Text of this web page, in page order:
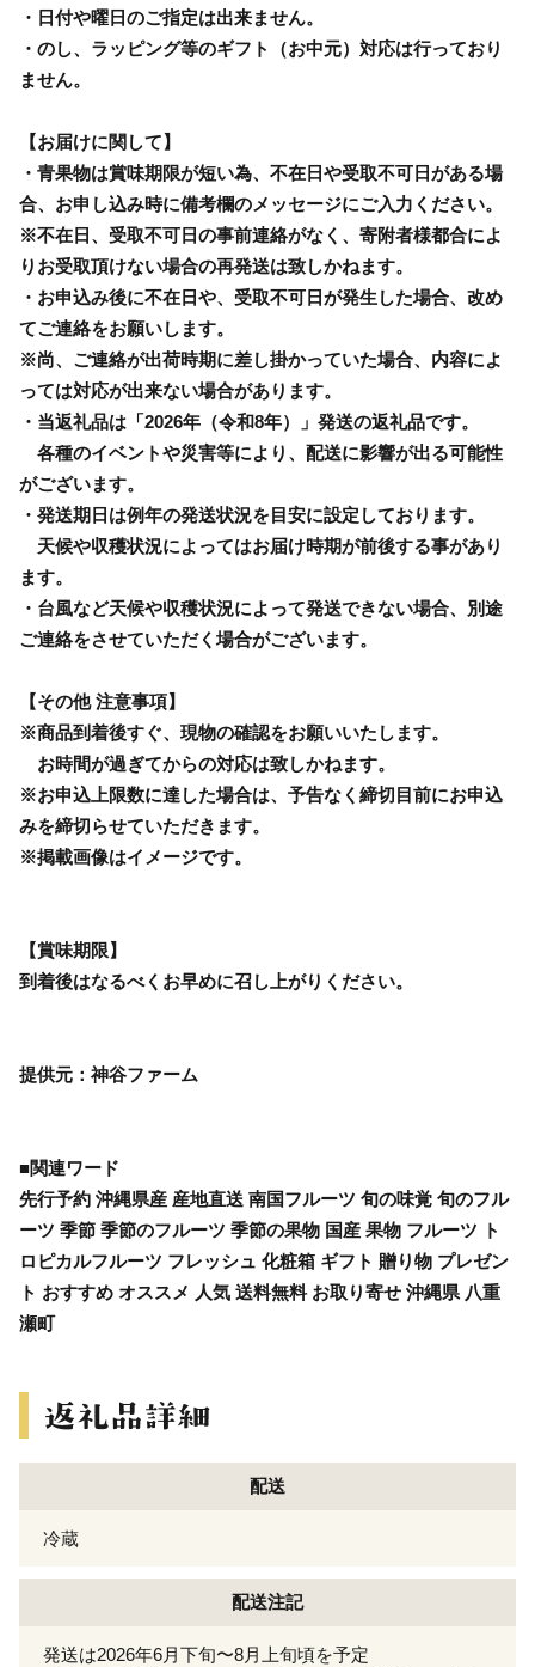
・日付や曜日のご指定は出来ません。
・のし、ラッピング等のギフト（お中元）対応は行っており
ません。
【お届けに関して】
・青果物は賞味期限が短い為、不在日や受取不可日がある場
合、お申し込み時に備考欄のメッセージにご入力ください。
※不在日、受取不可日の事前連絡がなく、寄附者様都合によ
りお受取頂けない場合の再発送は致しかねます。
・お申込み後に不在日や、受取不可日が発生した場合、改め
てご連絡をお願いします。
※尚、ご連絡が出荷時期に差し掛かっていた場合、内容によ
っては対応が出来ない場合があります。
・当返礼品は「2026年（令和8年）」発送の返礼品です。
各種のイベントや災害等により、配送に影響が出る可能性
がございます。
・発送期日は例年の発送状況を目安に設定しております。
天候や収穫状況によってはお届け時期が前後する事があり
ます。
・台風など天候や収穫状況によって発送できない場合、別途
ご連絡をさせていただく場合がございます。
【その他 注意事項】
※商品到着後すぐ、現物の確認をお願いいたします。
お時間が過ぎてからの対応は致しかねます。
※お申込上限数に達した場合は、予告なく締切目前にお申込
みを締切らせていただきます。
※掲載画像はイメージです。
【賞味期限】
到着後はなるべくお早めに召し上がりください。
提供元：神谷ファーム
■関連ワード
先行予約 沖縄県産 産地直送 南国フルーツ 旬の味覚 旬のフル
ーツ 季節 季節のフルーツ 季節の果物 国産 果物 フルーツ ト
ロピカルフルーツ フレッシュ 化粧箱 ギフト 贈り物 プレゼン
ト おすすめ オススメ 人気 送料無料 お取り寄せ 沖縄県 八重
瀬町
配送
冷蔵
配送注記
発送は2026年6月下旬〜8月上旬頃を予定